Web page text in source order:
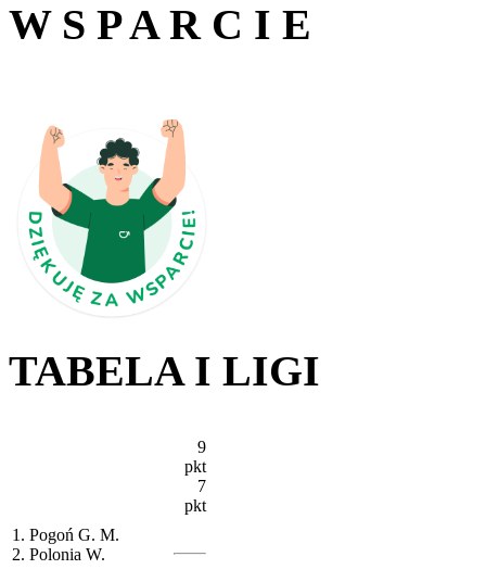
W S P A R C I E
TABELA I LIGI
1. Pogoń G. M.
2. Polonia W.
9
pkt
7
pkt